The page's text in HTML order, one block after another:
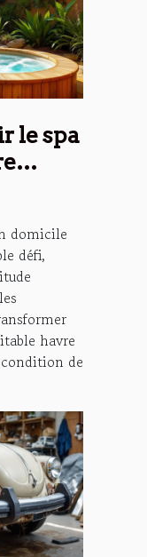
le spa
domicile
défi,
havre
de